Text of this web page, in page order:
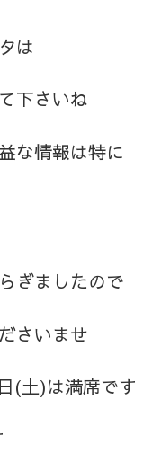
は
下さいね
な情報は特に
ぎましたので
さいませ
(土)は満席です